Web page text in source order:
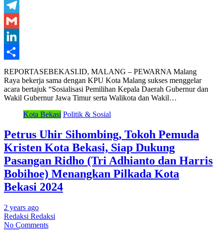
WhatsApp
Telegram
Gmail
LinkedIn
Share
REPORTASEBEKASI.ID, MALANG – PEWARNA Malang
Raya bekerja sama dengan KPU Kota Malang sukses menggelar
acara bertajuk “Sosialisasi Pemilihan Kepala Daerah Gubernur dan
Wakil Gubernur Jawa Timur serta Walikota dan Wakil…
Kota Bekasi Politik & Sosial
Petrus Uhir Sihombing, Tokoh Pemuda
Kristen Kota Bekasi, Siap Dukung
Pasangan Ridho (Tri Adhianto dan Harris
Bobihoe) Menangkan Pilkada Kota
Bekasi 2024
2 years ago
Redaksi Redaksi
No Comments